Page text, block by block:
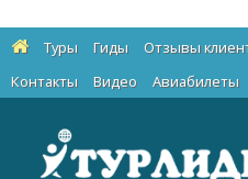
Туры Гиды Отзывы
Контакты
Видео Авиабилеты